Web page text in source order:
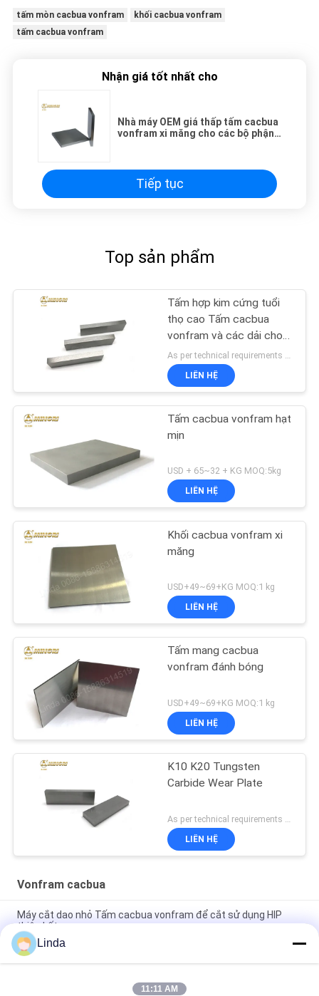
tấm mòn cacbua vonfram
khối cacbua vonfram
tấm cacbua vonfram
Nhận giá tốt nhất cho
Nhà máy OEM giá thấp tấm cacbua
vonfram xi măng cho các bộ phận
Tiếp tục
Top sản phẩm
Tấm hợp kim cứng tuổi
thọ cao Tấm cacbua
vonfram và các dải cho
công cụ cắt
LIÊN HỆ
Tấm cacbua vonfram hạt
mịn
USD + 65~32 + KG MOQ:5kg
LIÊN HỆ
Khối cacbua vonfram xi
măng
USD+49~69+KG MOQ:1 kg
LIÊN HỆ
Tấm mang cacbua
vonfram đánh bóng
USD+49~69+KG MOQ:1 kg
LIÊN HỆ
K10 K20 Tungsten
Carbide Wear Plate
LIÊN HỆ
Vonfram cacbua
Máy cắt dao nhỏ Tấm cacbua vonfram để cắt sử dụng HIP
thiêu kết
YL10.2 Kích thước hạt mịn Vonfram tấm dao nhỏ Dao sắc
cạnh
Linda
11:11 AM